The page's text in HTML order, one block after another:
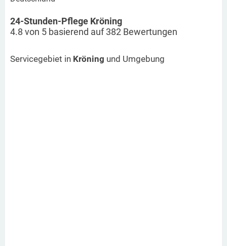
24-Stunden-Pflege Kröning
4.8 von 5 basierend auf382 Bewertungen
Servicegebiet in Kröning und Umgebung